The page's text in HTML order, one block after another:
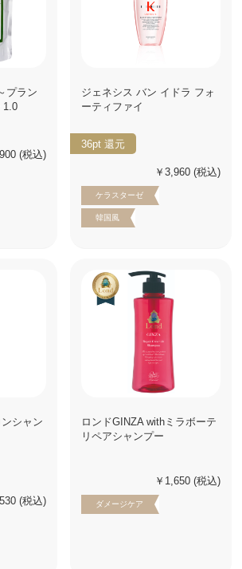
プラン
1.0
(税込)
ジェネシス バン イドラ フォ
ーティファイ
36pt 還元
￥3,960 (税込)
ケラスターゼ
韓国風
ンシャン
(税込)
ロンドGINZA withミラボーテ
リペアシャンプー
￥1,650 (税込)
ダメージケア